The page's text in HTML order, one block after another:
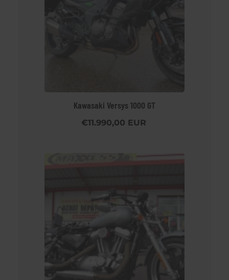
Kawasaki Versys 1000 GT
€11.990,00 EUR